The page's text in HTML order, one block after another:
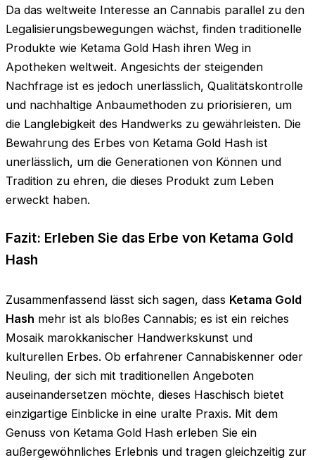
Da das weltweite Interesse an Cannabis parallel zu den
Legalisierungsbewegungen wächst, finden traditionelle
Produkte wie Ketama Gold Hash ihren Weg in
Apotheken weltweit. Angesichts der steigenden
Nachfrage ist es jedoch unerlässlich, Qualitätskontrolle
und nachhaltige Anbaumethoden zu priorisieren, um
die Langlebigkeit des Handwerks zu gewährleisten. Die
Bewahrung des Erbes von Ketama Gold Hash ist
unerlässlich, um die Generationen von Können und
Tradition zu ehren, die dieses Produkt zum Leben
erweckt haben.
Fazit: Erleben Sie das Erbe von Ketama Gold
Hash
Zusammenfassend lässt sich sagen, dass Ketama Gold
Hash mehr ist als bloßes Cannabis; es ist ein reiches
Mosaik marokkanischer Handwerkskunst und
kulturellen Erbes. Ob erfahrener Cannabiskenner oder
Neuling, der sich mit traditionellen Angeboten
auseinandersetzen möchte, dieses Haschisch bietet
einzigartige Einblicke in eine uralte Praxis. Mit dem
Genuss von Ketama Gold Hash erleben Sie ein
außergewöhnliches Erlebnis und tragen gleichzeitig zur